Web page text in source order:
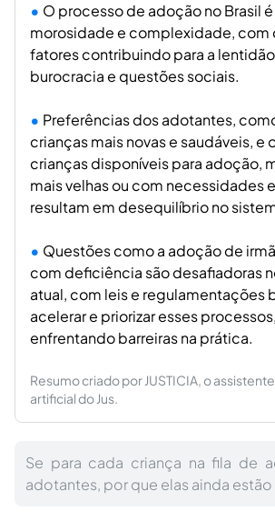
O processo de adoção no Brasil
morosidade e complexidade, com
fatores contribuindo para a
burocracia e questões sociais.
Preferências dos adotantes,
crianças mais novas e saudáveis, e
crianças disponíveis para adoção,
mais velhas ou com necessidades
resultam em desequilíbrio no
Questões como a adoção de
com deficiência são desafiadoras
atual, com leis e regulamentações
acelerar e priorizar esses
enfrentando barreiras na prática.
Resumo criado por JUSTICIA, o
artificial do Jus.
Se para cada criança na fila de
adotantes, por que elas ainda estão